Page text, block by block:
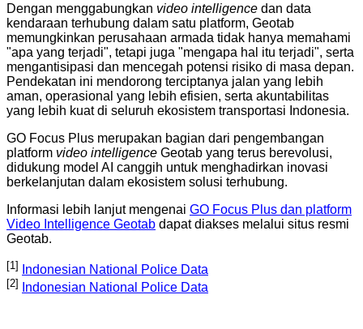
Dengan menggabungkan video intelligence dan data
kendaraan terhubung dalam satu platform, Geotab
memungkinkan perusahaan armada tidak hanya memahami
"apa yang terjadi", tetapi juga "mengapa hal itu terjadi", serta
mengantisipasi dan mencegah potensi risiko di masa depan.
Pendekatan ini mendorong terciptanya jalan yang lebih
aman, operasional yang lebih efisien, serta akuntabilitas
yang lebih kuat di seluruh ekosistem transportasi Indonesia.
GO Focus Plus merupakan bagian dari pengembangan
platform video intelligence Geotab yang terus berevolusi,
didukung model AI canggih untuk menghadirkan inovasi
berkelanjutan dalam ekosistem solusi terhubung.
Informasi lebih lanjut mengenai GO Focus Plus dan platform
Video Intelligence Geotab dapat diakses melalui situs resmi
Geotab.
[1] Indonesian National Police Data
[2] Indonesian National Police Data